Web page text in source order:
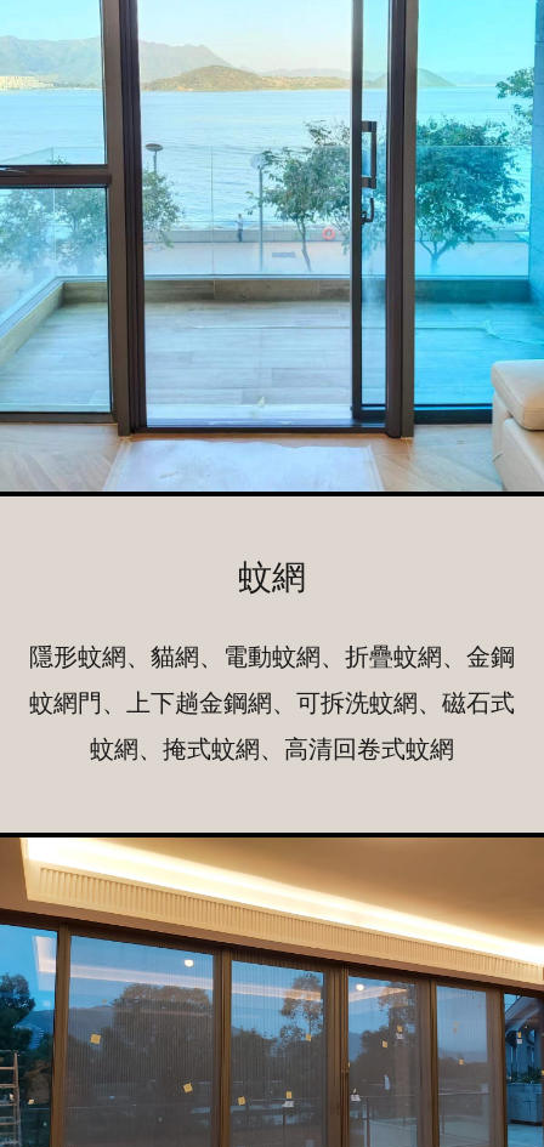
蚊網
隱形蚊網、貓網、電動蚊網、折疊蚊網、金鋼
蚊網門、上下趟金鋼網、可拆洗蚊網、磁石式
蚊網、掩式蚊網、高清回卷式蚊網